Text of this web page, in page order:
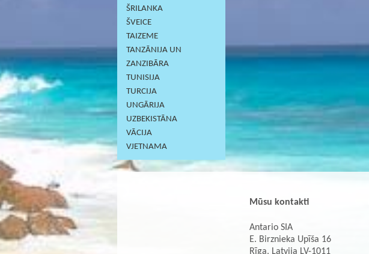
ŠRILANKA
ŠVEICE
TAIZEME
TANZĀNIJA UN
ZANZIBĀRA
TUNISIJA
TURCIJA
UNGĀRIJA
UZBEKISTĀNA
VĀCIJA
VJETNAMA
Mūsu kontakti
Antario SIA
E. Birznieka Upīša 16
Rīga, Latvija LV-1011